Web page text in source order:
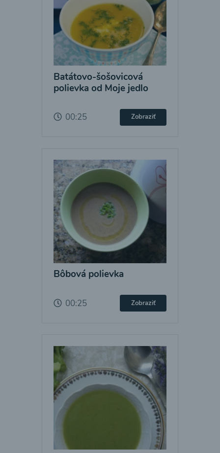
Batátovo-šošovicová
polievka od Moje jedlo
00:25 Zobraziť
Bôbová polievka
00:25 Zobraziť